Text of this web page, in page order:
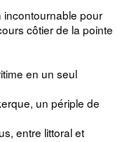
incontournable pour
côtier de la pointe
en un seul
un périple de
entre littoral et